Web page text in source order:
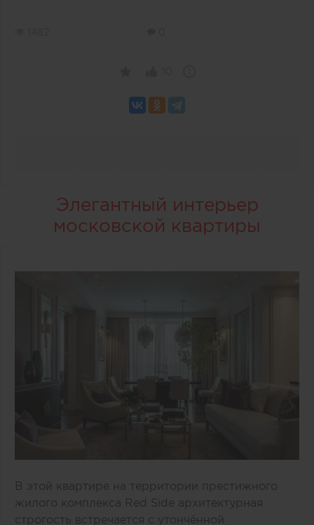
Элегантный интерьер
московской квартиры
В этой квартире на территории престижного
жилого комплекса Red Side архитектурная
строгость встречается с утончённой